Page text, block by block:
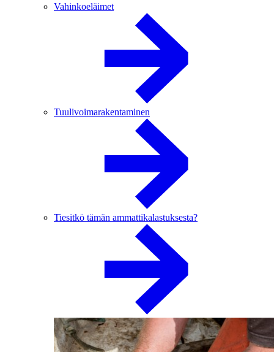
Vahinkoeläimet
Tuulivoimarakentaminen
Tiesitkö tämän ammattikalastuksesta?